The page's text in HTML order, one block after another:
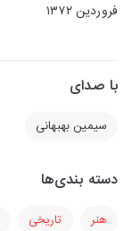
فروردین ۱۳۷۲
با صدای
سیمین بهبهانی
دسته بندی‌ها
هنر تاریخی